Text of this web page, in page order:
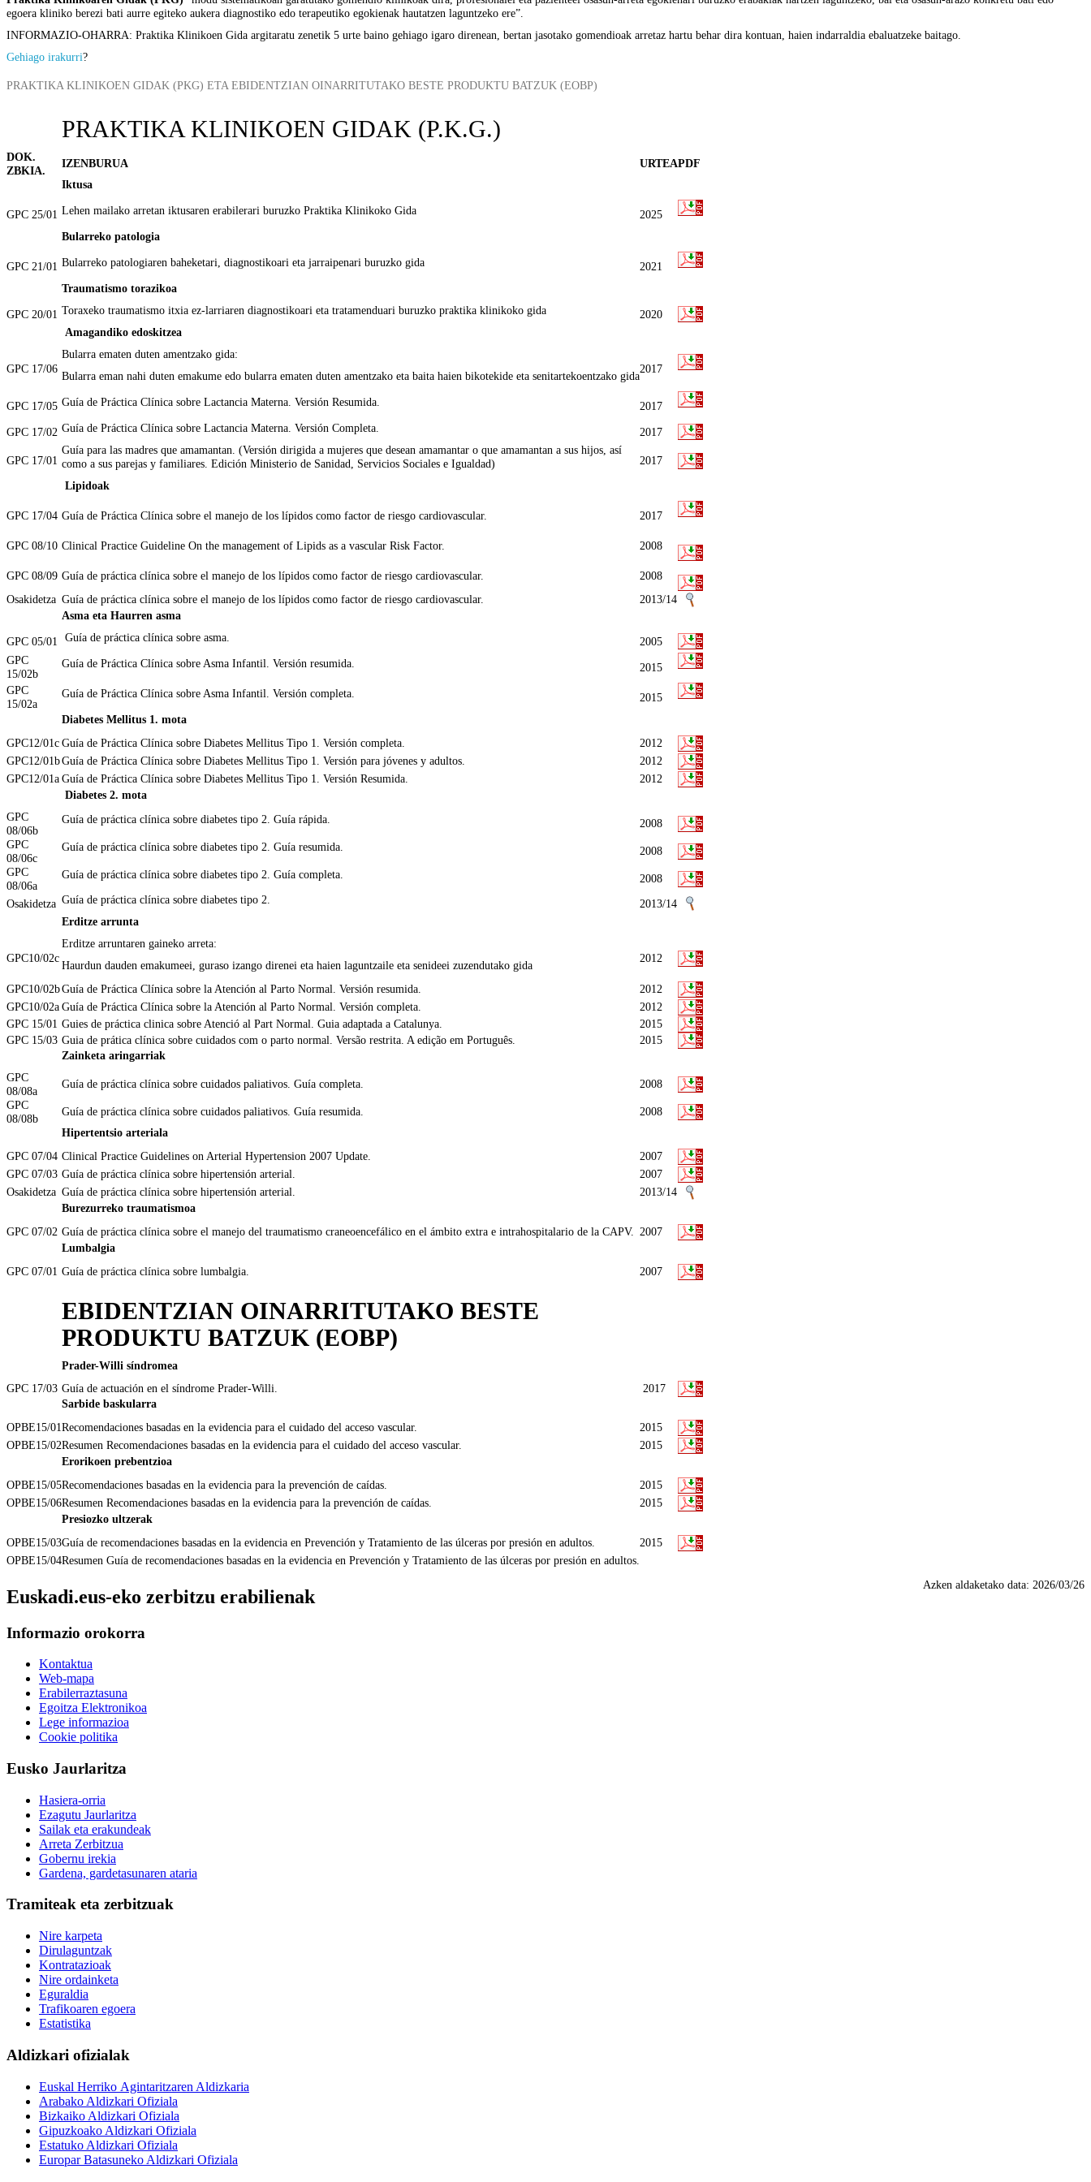
egoera kliniko berezi bati aurre egiteko aukera diagnostiko edo terapeutiko egokienak hautatzen laguntzeko ere”.
INFORMAZIO-OHARRA: Praktika Klinikoen Gida argitaratu zenetik 5 urte baino gehiago igaro direnean, bertan jasotako gomendioak arretaz hartu behar dira kontuan, haien indarraldia ebaluatzeke baitago.
Gehiago irakurri?
PRAKTIKA KLINIKOEN GIDAK (PKG) ETA EBIDENTZIAN OINARRITUTAKO BESTE PRODUKTU BATZUK (EOBP)
PRAKTIKA KLINIKOEN GIDAK (P.K.G.)
DOK.
ZBKIA.
IZENBURUA URTEAPDF
Iktusa
GPC 25/01 Lehen mailako arretan iktusaren erabilerari buruzko Praktika Klinikoko Gida
2025
Bularreko patologia
GPC 21/01 Bularreko patologiaren baheketari, diagnostikoari eta jarraipenari buruzko gida
2021
Traumatismo torazikoa
GPC 20/01 Toraxeko traumatismo itxia ez-larriaren diagnostikoari eta tratamenduari buruzko praktika klinikoko gida
2020
Amagandiko edoskitzea
GPC 17/06
Bularra ematen duten amentzako gida:
Bularra eman nahi duten emakume edo bularra ematen duten amentzako eta baita haien bikotekide eta senitartekoentzako gida
2017
GPC 17/05 Guía de Práctica Clínica sobre Lactancia Materna. Versión Resumida.
2017
GPC 17/02 Guía de Práctica Clínica sobre Lactancia Materna. Versión Completa. 2017
GPC 17/01
Guía para las madres que amamantan. (Versión dirigida a mujeres que desean amamantar o que amamantan a sus hijos, así
como a sus parejas y familiares. Edición Ministerio de Sanidad, Servicios Sociales e Igualdad)
2017
Lipidoak
GPC 17/04 Guía de Práctica Clínica sobre el manejo de los lípidos como factor de riesgo cardiovascular. 2017
GPC 08/10 Clinical Practice Guideline On the management of Lipids as a vascular Risk Factor. 2008
GPC 08/09 Guía de práctica clínica sobre el manejo de los lípidos como factor de riesgo cardiovascular.
2008
Osakidetza Guía de práctica clínica sobre el manejo de los lípidos como factor de riesgo cardiovascular.
2013/14
Asma eta Haurren asma
GPC 05/01
Guía de práctica clínica sobre asma.
2005
GPC
15/02b
Guía de Práctica Clínica sobre Asma Infantil. Versión resumida.
2015
GPC
15/02a
Guía de Práctica Clínica sobre Asma Infantil. Versión completa.
2015
Diabetes Mellitus 1. mota
GPC12/01cGuía de Práctica Clínica sobre Diabetes Mellitus Tipo 1. Versión completa.
2012
GPC12/01bGuía de Práctica Clínica sobre Diabetes Mellitus Tipo 1. Versión para jóvenes y adultos.
2012
GPC12/01aGuía de Práctica Clínica sobre Diabetes Mellitus Tipo 1. Versión Resumida.
2012
Diabetes 2. mota
GPC
08/06b
Guía de práctica clínica sobre diabetes tipo 2. Guía rápida.
2008
GPC
08/06c
Guía de práctica clínica sobre diabetes tipo 2. Guía resumida.
2008
GPC
08/06a
Guía de práctica clínica sobre diabetes tipo 2. Guía completa.
2008
Osakidetza Guía de práctica clínica sobre diabetes tipo 2.
2013/14
Erditze arrunta
GPC10/02c
Erditze arruntaren gaineko arreta:
Haurdun dauden emakumeei, guraso izango direnei eta haien laguntzaile eta senideei zuzendutako gida
2012
GPC10/02bGuía de Práctica Clínica sobre la Atención al Parto Normal. Versión resumida.
2012
GPC10/02aGuía de Práctica Clínica sobre la Atención al Parto Normal. Versión completa.
2012
GPC 15/01 Guies de práctica clinica sobre Atenció al Part Normal. Guia adaptada a Catalunya.
2015
GPC 15/03 Guia de prática clínica sobre cuidados com o parto normal. Versão restrita. A edição em Português.
2015
Zainketa aringarriak
GPC
08/08a
Guía de práctica clínica sobre cuidados paliativos. Guía completa.
2008
GPC
08/08b
Guía de práctica clínica sobre cuidados paliativos. Guía resumida.
2008
Hipertentsio arteriala
GPC 07/04 Clinical Practice Guidelines on Arterial Hypertension 2007 Update.
2007
GPC 07/03 Guía de práctica clínica sobre hipertensión arterial.
2007
Osakidetza Guía de práctica clínica sobre hipertensión arterial.
2013/14
Burezurreko traumatismoa
GPC 07/02 Guía de práctica clínica sobre el manejo del traumatismo craneoencefálico en el ámbito extra e intrahospitalario de la CAPV.
2007
Lumbalgia
GPC 07/01 Guía de práctica clínica sobre lumbalgia. 2007
EBIDENTZIAN OINARRITUTAKO BESTE
PRODUKTU BATZUK (EOBP)
Prader-Willi síndromea
GPC 17/03 Guía de actuación en el síndrome Prader-Willi.
2017
Sarbide baskularra
OPBE15/01Recomendaciones basadas en la evidencia para el cuidado del acceso vascular.
2015
OPBE15/02Resumen Recomendaciones basadas en la evidencia para el cuidado del acceso vascular.
2015
Erorikoen prebentzioa
OPBE15/05Recomendaciones basadas en la evidencia para la prevención de caídas.
2015
OPBE15/06Resumen Recomendaciones basadas en la evidencia para la prevención de caídas.
2015
Presiozko ultzerak
OPBE15/03Guía de recomendaciones basadas en la evidencia en Prevención y Tratamiento de las úlceras por presión en adultos.
2015
OPBE15/04Resumen Guía de recomendaciones basadas en la evidencia en Prevención y Tratamiento de las úlceras por presión en adultos.
Azken aldaketako data: 2026/03/26
Euskadi.eus-eko zerbitzu erabilienak
Informazio orokorra
Kontaktua
Web-mapa
Erabilerraztasuna
Egoitza Elektronikoa
Lege informazioa
Cookie politika
Eusko Jaurlaritza
Hasiera-orria
Ezagutu Jaurlaritza
Sailak eta erakundeak
Arreta Zerbitzua
Gobernu irekia
Gardena, gardetasunaren ataria
Tramiteak eta zerbitzuak
Nire karpeta
Dirulaguntzak
Kontratazioak
Nire ordainketa
Eguraldia
Trafikoaren egoera
Estatistika
Aldizkari ofizialak
Euskal Herriko Agintaritzaren Aldizkaria
Arabako Aldizkari Ofiziala
Bizkaiko Aldizkari Ofiziala
Gipuzkoako Aldizkari Ofiziala
Estatuko Aldizkari Ofiziala
Europar Batasuneko Aldizkari Ofiziala